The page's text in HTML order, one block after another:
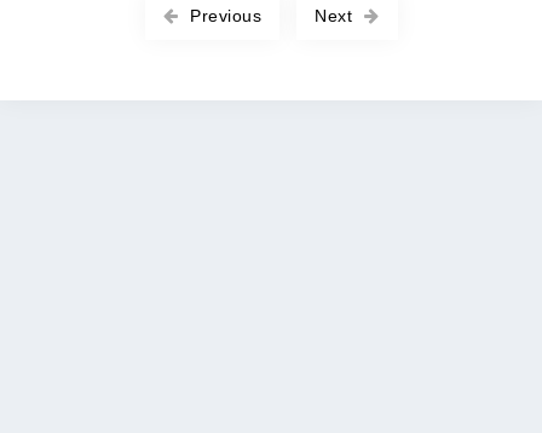
Previous Next